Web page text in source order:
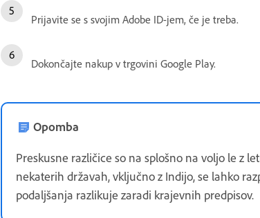
Prijavite se s svojim Adobe ID-jem, če je treba.
Dokončajte nakup v trgovini Google Play.
Opomba
Preskusne različice so na splošno na voljo le z
nekaterih državah, vključno z Indijo, se lahko
podaljšanja razlikuje zaradi krajevnih predpisov.